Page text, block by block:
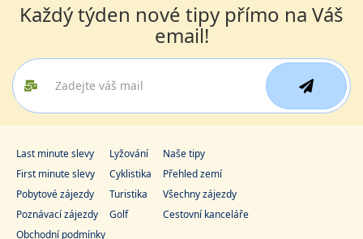
Každý týden nové tipy přímo na Váš
email!
Last minute slevy
First minute slevy
Pobytové zájezdy
Poznávací zájezdy
Lyžování
Cyklistika
Turistika
Golf
Naše tipy
Přehled zemí
Všechny zájezdy
Cestovní kanceláře
Obchodní podmínky